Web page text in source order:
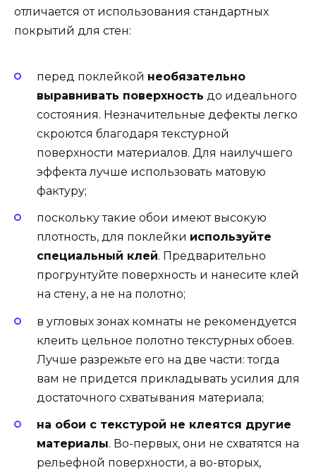
отличается от использования стандартных
покрытий для стен:
перед поклейкой необязательно
выравнивать поверхность до идеального
состояния. Незначительные дефекты легко
скроются благодаря текстурной
поверхности материалов. Для наилучшего
эффекта лучше использовать матовую
фактуру;
поскольку такие обои имеют высокую
плотность, для поклейки используйте
специальный клей. Предварительно
прогрунтуйте поверхность и нанесите клей
на стену, а не на полотно;
в угловых зонах комнаты не рекомендуется
клеить цельное полотно текстурных обоев.
Лучше разрежьте его на две части: тогда
вам не придется прикладывать усилия для
достаточного схватывания материала;
на обои с текстурой не клеятся другие
материалы. Во-первых, они не схватятся на
рельефной поверхности, а во-вторых,